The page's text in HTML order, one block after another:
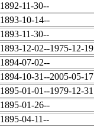
1892-11-30--
1893-10-14--
1893-11-30--
1893-12-02--1975-12-19
1894-07-02--
1894-10-31--2005-05-17
1895-01-01--1979-12-31
1895-01-26--
1895-04-11--